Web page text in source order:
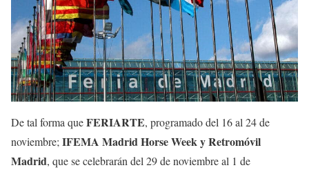
De tal forma queFERIARTE, programado del 16 al 24 de
noviembre; IFEMA Madrid Horse Week y Retromóvil
Madrid, que se celebrarán del 29 de noviembre al 1 de